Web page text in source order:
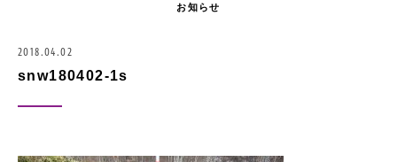
お知らせ
2018.04.02
snw180402-1s